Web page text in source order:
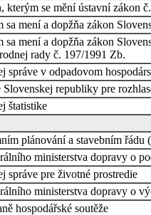
kterým se mění ústavní zákon
sa mení a dopžňa zákon
sa mení a dopžňa zákon
rady č. 197/1991 Zb.
správe v odpadovom
Slovenskej republiky pre
štatistike
plánování a stavebním řádu
ministerstva dopravy o
správe pre životné prostredie
ministerstva dopravy o
hospodářské soutěže